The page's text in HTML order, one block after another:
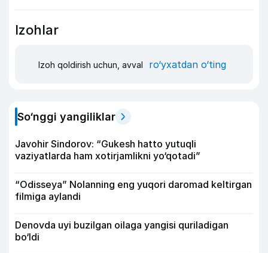
Izohlar
Izoh qoldirish uchun, avval ro‘yxatdan o‘ting
So‘nggi yangiliklar
Javohir Sindorov: “Gukesh hatto yutuqli
vaziyatlarda ham xotirjamlikni yo‘qotadi”
“Odisseya” Nolanning eng yuqori daromad keltirgan
filmiga aylandi
Denovda uyi buzilgan oilaga yangisi quriladigan
bo‘ldi